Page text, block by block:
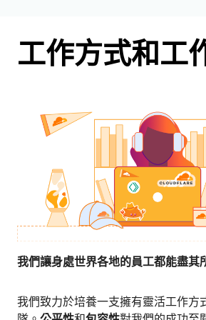
工作方式和工
我們讓身處世界各地的員工都能盡其
我們致力於培養一支擁有靈活工作方